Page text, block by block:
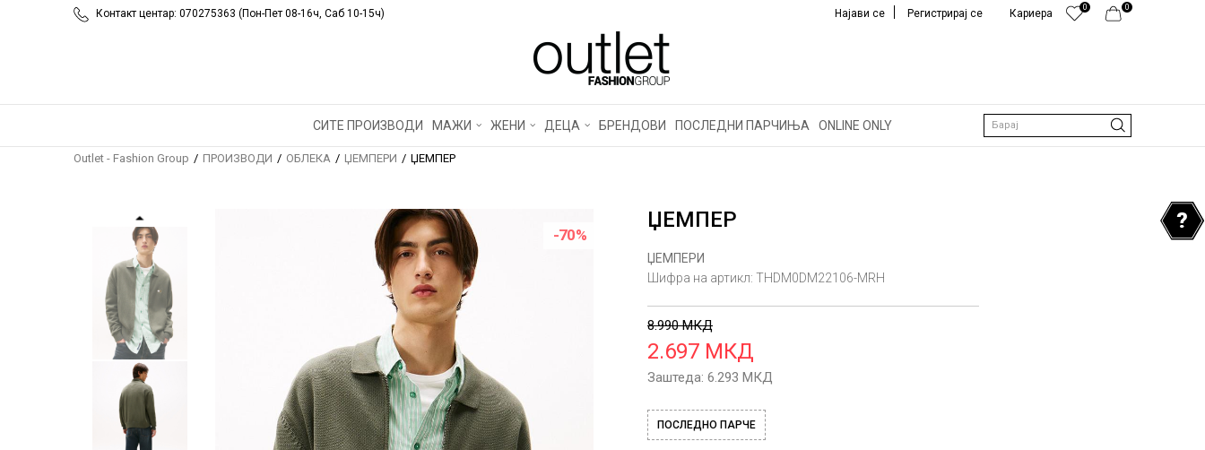
Контакт центар: 070275363 (Пон-Пет 08-16ч, Саб 10-15ч) 0
0
Кариера
Најави се Регистрирај се
СИТЕ ПРОИЗВОДИ МАЖИ ЖЕНИ ДЕЦА БРЕНДОВИ ПОСЛЕДНИ ПАРЧИЊА ONLINE ONLY Барај
Outlet - Fashion Group ПРОИЗВОДИ ОБЛЕКА ЏЕМПЕРИ ЏЕМПЕР
-70%
ЏЕМПЕР
ЏЕМПЕРИ
Шифра на артикл: THDM0DM22106-MRH
8.990 МКД
2.697 МКД
Заштеда: 6.293 МКД
ПОСЛЕДНО ПАРЧЕ